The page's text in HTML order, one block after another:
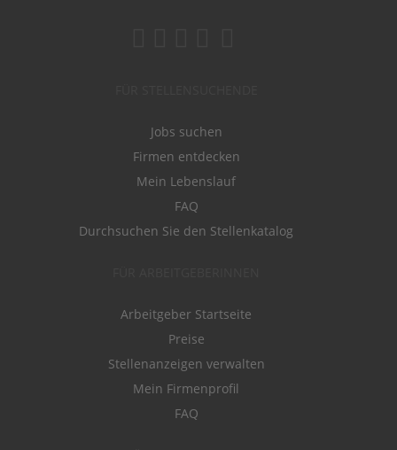
Jobs suchen
Firmen entdecken
Mein Lebenslauf
FAQ
Durchsuchen Sie den Stellenkatalog
Arbeitgeber Startseite
Preise
Stellenanzeigen verwalten
Mein Firmenprofil
FAQ